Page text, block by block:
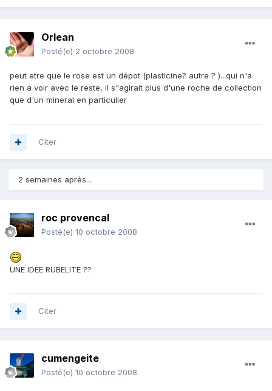
Orlean
Posté(e) 2 octobre 2008
peut etre que le rose est un dépot (plasticine? autre ? )...qui n'a
rien a voir avec le reste, il s"agirait plus d'une roche de collection
que d'un mineral en particulier
Citer
2 semaines après...
roc provencal
Posté(e) 10 octobre 2008
UNE IDEE RUBELITE ??
Citer
cumengeite
Posté(e) 10 octobre 2008